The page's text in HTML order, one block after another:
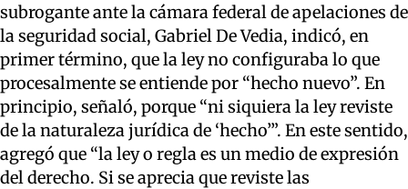
subrogante ante la cámara federal de apelaciones de
la seguridad social, Gabriel De Vedia, indicó, en
primer término, que la ley no configuraba lo que
procesalmente se entiende por “hecho nuevo”. En
principio, señaló, porque “ni siquiera la ley reviste
de la naturaleza jurídica de ‘hecho’”. En este sentido,
agregó que “la ley o regla es un medio de expresión
del derecho. Si se aprecia que reviste las